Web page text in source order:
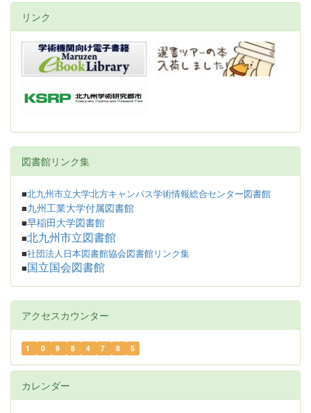
リンク
図書館リンク集
■北九州市立大学北方キャンパス学術情報総合センター図書館
■九州工業大学付属図書館
■早稲田大学図書館
■北九州市立図書館
■社団法人日本図書館協会図書館リンク集
■ 国立国会図書館
アクセスカウンター
1 0 9 8 4 7 8 5
カレンダー